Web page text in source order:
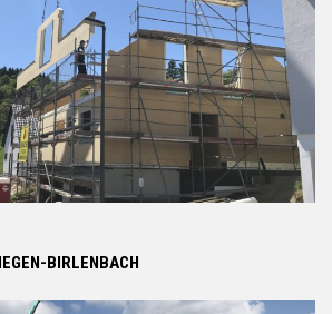
BIRLENBACH